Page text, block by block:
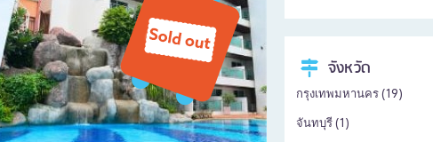
จังหวัด
กรุงเทพมหานคร (19)
จันทบุรี (1 )